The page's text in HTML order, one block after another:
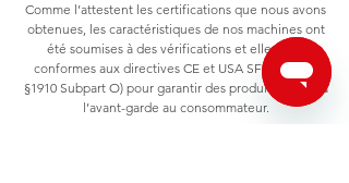
Comme l’attestent les certifications que nous avons
obtenues, les caractéristiques de nos machines ont
été soumises à des vérifications et elles sont
conformes aux directives CE et USA SFR (Title 29
§1910 Subpart O) pour garantir des produits sûrs et à
l’avant-garde au consommateur.